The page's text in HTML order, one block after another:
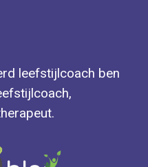
leefstijlcoach ben